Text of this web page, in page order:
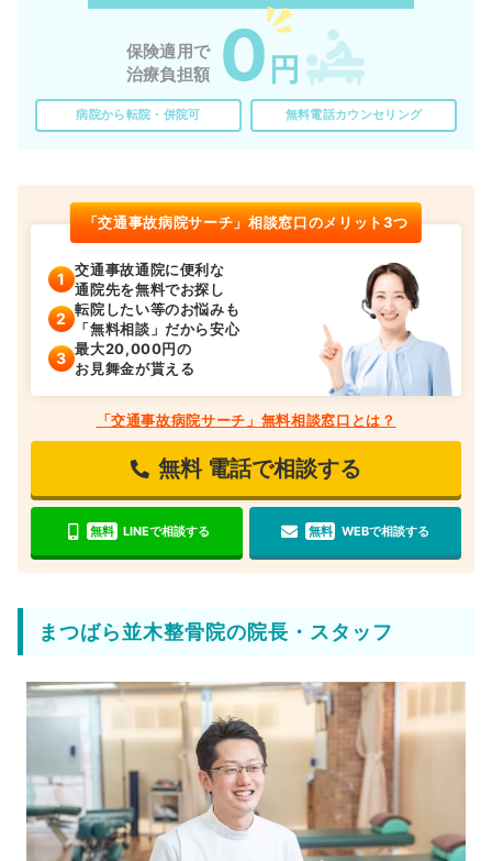
保険適用で
治療負担額
0 円
病院から転院・併院可 無料電話カウンセリング
「交通事故病院サーチ」相談窓口のメリット3つ
交通事故通院に便利な
通院先を無料でお探し
転院したい等のお悩みも
「無料相談」だから安心
最大20,000円の
お見舞金が貰える
「交通事故病院サーチ」無料相談窓口とは？
無料 電話で相談する
無料 LINEで相談する 無料 WEBで相談する
まつばら並木整骨院の院長・スタッフ